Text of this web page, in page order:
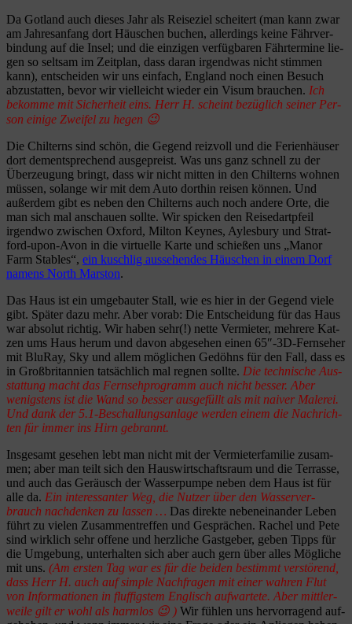
Da Got­land auch die­ses Jahr als Rei­se­ziel schei­tert (man kann zwar
am Jah­res­an­fang dort Häus­chen buchen, aller­dings keine Fähr­ver­
bin­dung auf die Insel; und die ein­zi­gen ver­füg­ba­ren Fähr­ter­mine lie­
gen so selt­sam im Zeit­plan, dass daran irgend­was nicht stim­men
kann), ent­schei­den wir uns ein­fach, Eng­land noch einen Besuch
abzu­stat­ten, bevor wir viel­leicht wie­der ein Visum brau­chen. Ich
bekomme mit Sicher­heit eins. Herr H. scheint bezüg­lich sei­ner Per­
son einige Zwei­fel zu hegen 😉
Die Chil­terns sind schön, die Gegend reiz­voll und die Feri­en­häu­ser
dort dem­entspre­chend aus­ge­preist. Was uns ganz schnell zu der
Über­zeu­gung bringt, dass wir nicht mit­ten in den Chil­terns woh­nen
müs­sen, solange wir mit dem Auto dort­hin rei­sen kön­nen. Und
außer­dem gibt es neben den Chil­terns auch noch andere Orte, die
man sich mal anschauen sollte. Wir spi­cken den Rei­se­dart­pfeil
irgendwo zwi­schen Oxford, Mil­ton Keynes, Ayl­es­bury und Strat­
ford-upon-Avon in die vir­tu­elle Karte und schie­ßen uns „Manor
Farm Sta­bles“, ein kusch­lig aus­se­hen­des Häus­chen in einem Dorf
namens North Mar­s­ton.
Das Haus ist ein umge­bau­ter Stall, wie es hier in der Gegend viele
gibt. Spä­ter dazu mehr. Aber vorab: Die Ent­schei­dung für das Haus
war abso­lut rich­tig. Wir haben sehr(!) nette Ver­mie­ter, meh­rere Kat­
zen ums Haus herum und davon abge­se­hen einen 65″-3D-Fernseher
mit Blu­Ray, Sky und allem mög­li­chen Gedöhns für den Fall, dass es
in Groß­bri­tan­nien tat­säch­lich mal reg­nen sollte. Die tech­ni­sche Aus­
stat­tung macht das Fern­seh­pro­gramm auch nicht bes­ser. Aber
wenigs­tens ist die Wand so bes­ser aus­ge­füllt als mit nai­ver Male­rei.
Und dank der 5.1‑Beschallungsanlage wer­den einem die Nach­rich­
ten für immer ins Hirn gebrannt.
Ins­ge­samt gese­hen lebt man nicht mit der Ver­mie­ter­fa­mi­lie zusam­
men; aber man teilt sich den Haus­wirt­schafts­raum und die Ter­rasse,
und auch das Geräusch der Was­ser­pumpe neben dem Haus ist für
alle da. Ein inter­es­san­ter Weg, die Nut­zer über den Was­ser­ver­
brauch nach­den­ken zu las­sen … Das direkte neben­ein­an­der Leben
führt zu vie­len Zusam­men­tref­fen und Gesprä­chen. Rachel und Pete
sind wirk­lich sehr offene und herz­li­che Gast­ge­ber, geben Tipps für
die Umge­bung, unter­hal­ten sich aber auch gern über alles Mög­li­che
mit uns. (Am ers­ten Tag war es für die bei­den bestimmt ver­stö­rend,
dass Herr H. auch auf simple Nach­fra­gen mit einer wah­ren Flut
von Infor­ma­tio­nen in fluf­figs­tem Eng­lisch auf­war­tete. Aber mitt­ler­
weile gilt er wohl als harm­los 😉 ) Wir füh­len uns her­vor­ra­gend auf­